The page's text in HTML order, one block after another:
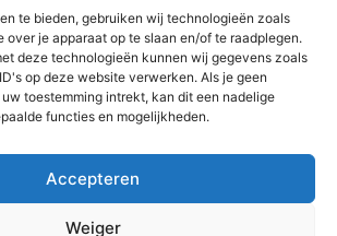
te bieden, gebruiken wij technologieën zoals
over je apparaat op te slaan en/of te raadplegen.
deze technologieën kunnen wij gegevens zoals
op deze website verwerken. Als je geen
toestemming intrekt, kan dit een nadelige
functies en mogelijkheden.
Accepteren
Weiger
13:00 – 18:00
13:00 – 18:00